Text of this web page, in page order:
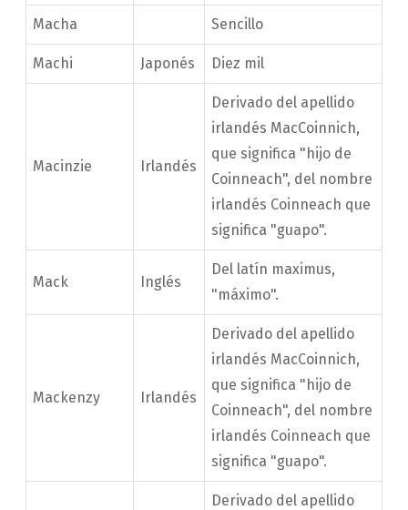
Macha Sencillo
Machi Japonés Diez mil
Macinzie Irlandés
Derivado del apellido
irlandés MacCoinnich,
que significa "hijo de
Coinneach", del nombre
irlandés Coinneach que
significa "guapo".
Mack Inglés
Del latín maximus,
"máximo".
Mackenzy Irlandés
Derivado del apellido
irlandés MacCoinnich,
que significa "hijo de
Coinneach", del nombre
irlandés Coinneach que
significa "guapo".
Derivado del apellido